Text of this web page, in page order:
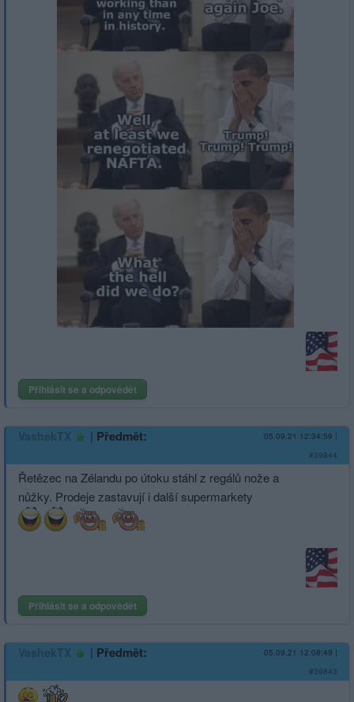
Přihlásit se a odpovědět
VashekTX | Předmět: 05.09.21 12:34:59 |
#39844
Řetězec na Zélandu po útoku stáhl z regálů nože a
nůžky. Prodeje zastavují i další supermarkety
Přihlásit se a odpovědět
VashekTX | Předmět: 05.09.21 12:08:49 |
#39843